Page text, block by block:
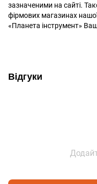
зазначеними на сайті.
фірмових магазинах
«Планета інструмент»
Відгуки